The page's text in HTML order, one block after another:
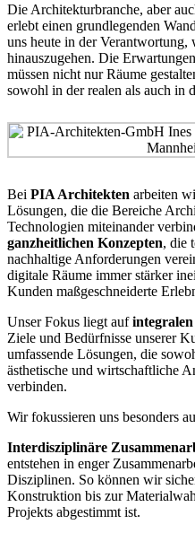
Die Architekturbranche, aber
erlebt einen grundlegenden
uns heute in der Verantwortung,
hinauszugehen. Die
müssen nicht nur Räume
sowohl in der realen als auch in
Bei PIA Architekten arbeiten
Lösungen, die die Bereiche
Technologien miteinander
ganzheitlichen Konzepten, die
nachhaltige Anforderungen
digitale Räume immer stärker
Kunden maßgeschneiderte
Unser Fokus liegt auf
Ziele und Bedürfnisse unserer
umfassende Lösungen, die
ästhetische und wirtschaftliche
verbinden.
Wir fokussieren uns besonders
Interdisziplinäre
entstehen in enger
Disziplinen. So können wir
Konstruktion bis zur
Projekts abgestimmt ist.